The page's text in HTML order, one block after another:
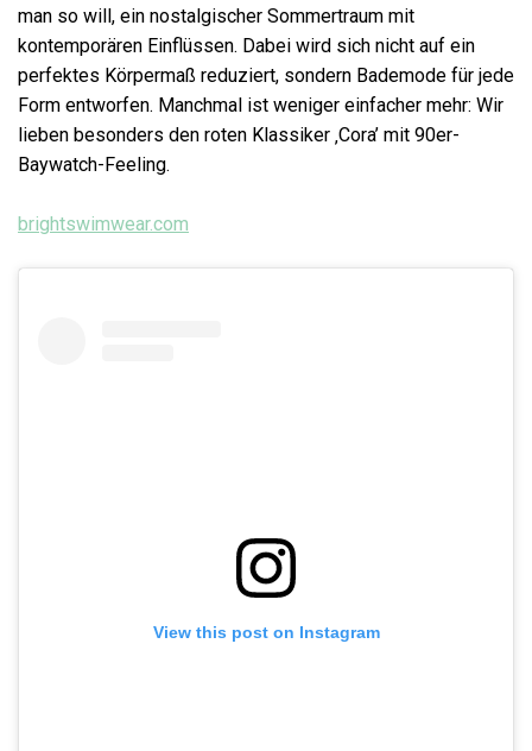
man so will, ein nostalgischer Sommertraum mit
kontemporären Einflüssen. Dabei wird sich nicht auf ein
perfektes Körpermaß reduziert, sondern Bademode für jede
Form entworfen. Manchmal ist weniger einfacher mehr: Wir
lieben besonders den roten Klassiker ‚Cora’ mit 90er-
Baywatch-Feeling.
brightswimwear.com
View this post on Instagram